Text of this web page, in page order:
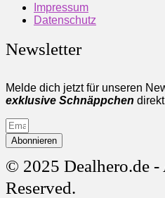
Impressum
Datenschutz
Newsletter
Melde dich jetzt für unseren
exklusive Schnäppchen
Abonnieren
© 2025 Dealhero.de
Reserved.